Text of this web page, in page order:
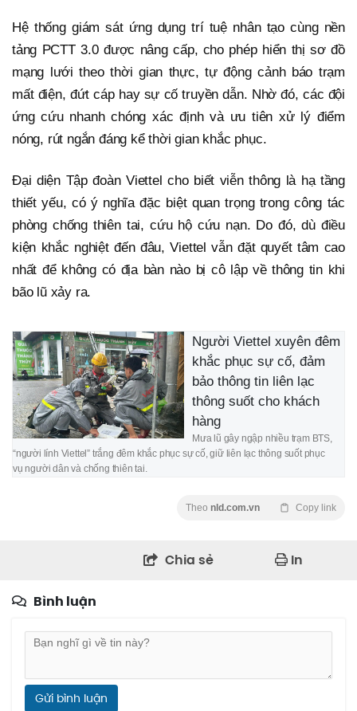
Hệ thống giám sát ứng dụng trí tuệ nhân tạo cùng nền
tảng PCTT 3.0 được nâng cấp, cho phép hiển thị sơ đồ
mạng lưới theo thời gian thực, tự động cảnh báo trạm
mất điện, đứt cáp hay sự cố truyền dẫn. Nhờ đó, các đội
ứng cứu nhanh chóng xác định và ưu tiên xử lý điểm
nóng, rút ngắn đáng kể thời gian khắc phục.
Đại diện Tập đoàn Viettel cho biết viễn thông là hạ tầng
thiết yếu, có ý nghĩa đặc biệt quan trọng trong công tác
phòng chống thiên tai, cứu hộ cứu nạn. Do đó, dù điều
kiện khắc nghiệt đến đâu, Viettel vẫn đặt quyết tâm cao
nhất để không có địa bàn nào bị cô lập về thông tin khi
bão lũ xảy ra.
Người Viettel xuyên đêm
khắc phục sự cố, đảm
bảo thông tin liên lạc
thông suốt cho khách
hàng
Mưa lũ gây ngập nhiều trạm BTS,
“người lính Viettel” trắng đêm khắc phục sự cố, giữ liên lạc thông suốt phục
vụ người dân và chống thiên tai.
Theo nld.com.vn Copy link
Chia sẻ In
Bình luận
Gửi bình luận